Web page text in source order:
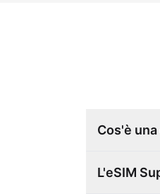
Cos'è una
L'eSIM